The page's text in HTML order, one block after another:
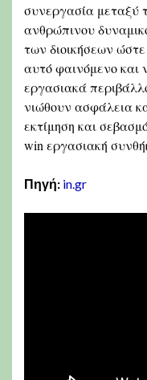
συνεργασία μεταξύ
ανθρώπινου
των διοικήσεων
αυτό φαινόμενο και
εργασιακά
νιώθουν ασφάλεια
εκτίμηση και
win εργασιακή
Πηγή: in.gr